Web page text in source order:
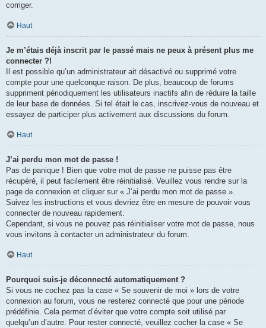
corriger.
Haut
Je m’étais déjà inscrit par le passé mais ne peux à présent plus me
connecter ?!
Il est possible qu’un administrateur ait désactivé ou supprimé votre
compte pour une quelconque raison. De plus, beaucoup de forums
suppriment périodiquement les utilisateurs inactifs afin de réduire la taille
de leur base de données. Si tel était le cas, inscrivez-vous de nouveau et
essayez de participer plus activement aux discussions du forum.
Haut
J’ai perdu mon mot de passe !
Pas de panique ! Bien que votre mot de passe ne puisse pas être
récupéré, il peut facilement être réinitialisé. Veuillez vous rendre sur la
page de connexion et cliquer sur « J’ai perdu mon mot de passe ».
Suivez les instructions et vous devriez être en mesure de pouvoir vous
connecter de nouveau rapidement.
Cependant, si vous ne pouvez pas réinitialiser votre mot de passe, nous
vous invitons à contacter un administrateur du forum.
Haut
Pourquoi suis-je déconnecté automatiquement ?
Si vous ne cochez pas la case « Se souvenir de moi » lors de votre
connexion au forum, vous ne resterez connecté que pour une période
prédéfinie. Cela permet d’éviter que votre compte soit utilisé par
quelqu’un d’autre. Pour rester connecté, veuillez cocher la case « Se